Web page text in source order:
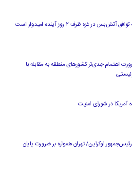
در غزه ظرف ۲ روز آینده امیدوار است
اهتمام جدی‌تر کشورهای منطقه به مقابله با
آمریکا در شورای امنیت
اوکراین/ تهران همواره بر ضرورت پایان